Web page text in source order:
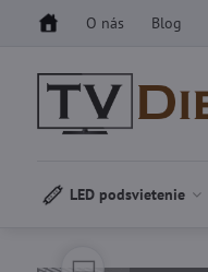
O nás Blog
LED podsvietenie